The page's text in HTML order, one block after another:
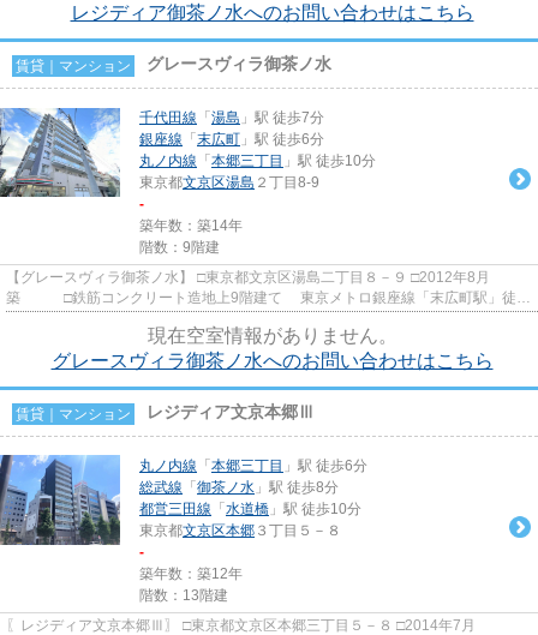
レジディア御茶ノ水へのお問い合わせはこちら
賃貸｜マンション グレースヴィラ御茶ノ水
千代田線 「 湯島 」駅 徒歩7分
銀座線 「 末広町 」駅 徒歩6分
丸ノ内線 「 本郷三丁目 」駅 徒歩10分
東京都文京区湯島 ２丁目8-9
-
築年数：築14年
階数：9階建
【グレースヴィラ御茶ノ水】 □東京都文京区湯島二丁目８－９ □2012年8月
築 □鉄筋コンクリート造地上9階建て 東京メトロ銀座線「末広町駅」徒歩
現在空室情報がありません。
グレースヴィラ御茶ノ水へのお問い合わせはこちら
賃貸｜マンション レジディア文京本郷Ⅲ
丸ノ内線 「 本郷三丁目 」駅 徒歩6分
総武線 「 御茶ノ水 」駅 徒歩8分
都営三田線 「 水道橋 」駅 徒歩10分
東京都文京区本郷 ３丁目５－８
-
築年数：築12年
階数：13階建
〖レジディア文京本郷Ⅲ〗 □東京都文京区本郷三丁目５－８ □2014年7月